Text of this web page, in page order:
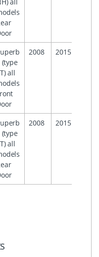
(type
all
2008 2015
(type
all
2008 2015